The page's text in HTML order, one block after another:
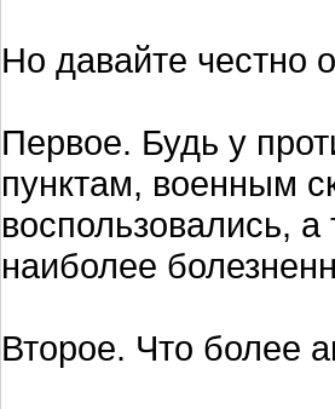
Но давайте честно
Первое. Будь у
пунктам, военным
воспользовались,
наиболее
Второе. Что более